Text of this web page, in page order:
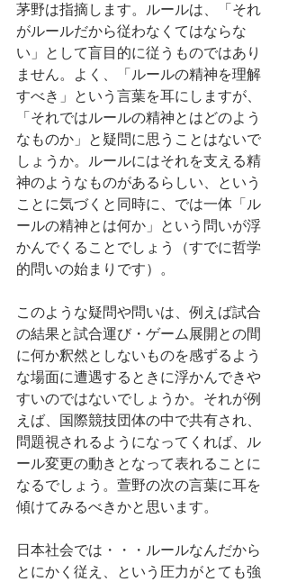
茅野は指摘します。ルールは、「それ
がルールだから従わなくてはならな
い」として盲目的に従うものではあり
ません。よく、「ルールの精神を理解
すべき」という言葉を耳にしますが、
「それではルールの精神とはどのよう
なものか」と疑問に思うことはないで
しょうか。ルールにはそれを支える精
神のようなものがあるらしい、という
ことに気づくと同時に、では一体「ル
ールの精神とは何か」という問いが浮
かんでくることでしょう（すでに哲学
的問いの始まりです）。
このような疑問や問いは、例えば試合
の結果と試合運び・ゲーム展開との間
に何か釈然としないものを感ずるよう
な場面に遭遇するときに浮かんできや
すいのではないでしょうか。それが例
えば、国際競技団体の中で共有され、
問題視されるようになってくれば、ル
ール変更の動きとなって表れることに
なるでしょう。萱野の次の言葉に耳を
傾けてみるべきかと思います。
日本社会では・・・ルールなんだから
とにかく従え、という圧力がとても強